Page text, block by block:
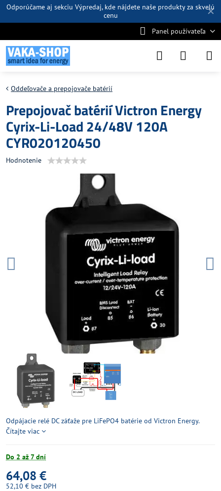
✕
Odporúčame aj sekciu Výpredaj, kde nájdete naše produkty za skvelú
cenu
Panel používateľa
Oddeľovače a prepojovače batérií
Prepojovač batérií Victron Energy
Cyrix-Li-Load 24/48V 120A
CYR020120450
Hodnotenie
Odpájacie relé DC záťaže pre LiFePO4 batérie od Victron Energy.
Čítajte viac
Do 2 až 7 dní
64,08 €
52,10 € bez DPH